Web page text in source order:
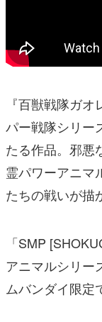
『百獣戦隊ガオ
たる作品。邪
霊パワーアニ
たちの戦いが描
「SMP
ムバンダイ限
「プレミ